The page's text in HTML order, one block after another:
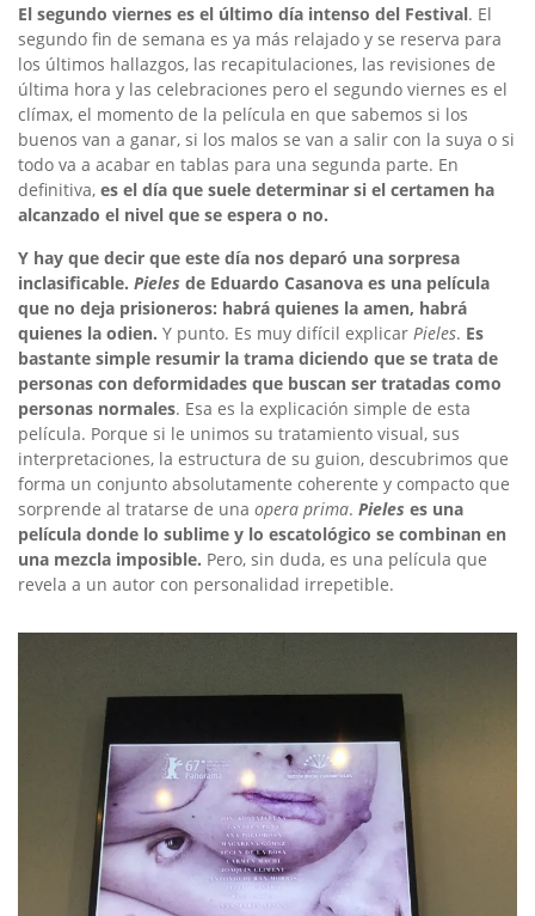
El segundo viernes es el último día intenso del Festival. El
segundo fin de semana es ya más relajado y se reserva para
los últimos hallazgos, las recapitulaciones, las revisiones de
última hora y las celebraciones pero el segundo viernes es el
clímax, el momento de la película en que sabemos si los
buenos van a ganar, si los malos se van a salir con la suya o si
todo va a acabar en tablas para una segunda parte. En
definitiva, es el día que suele determinar si el certamen ha
alcanzado el nivel que se espera o no.
Y hay que decir que este día nos deparó una sorpresa
inclasificable. Pieles de Eduardo Casanova es una película
que no deja prisioneros: habrá quienes la amen, habrá
quienes la odien. Y punto. Es muy difícil explicar Pieles. Es
bastante simple resumir la trama diciendo que se trata de
personas con deformidades que buscan ser tratadas como
personas normales. Esa es la explicación simple de esta
película. Porque si le unimos su tratamiento visual, sus
interpretaciones, la estructura de su guion, descubrimos que
forma un conjunto absolutamente coherente y compacto que
sorprende al tratarse de una opera prima. Pieles es una
película donde lo sublime y lo escatológico se combinan en
una mezcla imposible. Pero, sin duda, es una película que
revela a un autor con personalidad irrepetible.